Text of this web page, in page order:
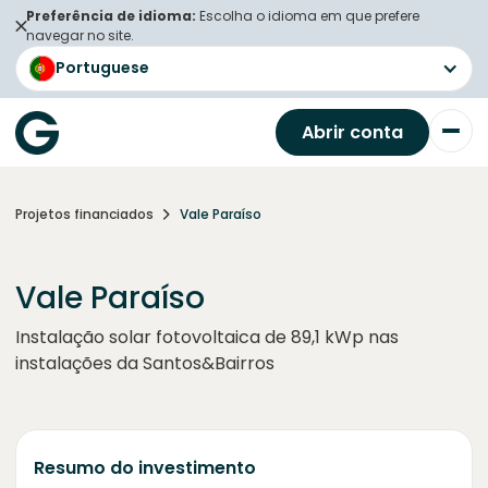
Preferência de idioma: Escolha o idioma em que prefere
navegar no site.
Portuguese
Abrir conta
Projetos financiados Vale Paraíso
Vale Paraíso
Instalação solar fotovoltaica de 89,1 kWp nas
instalações da Santos&Bairros
Resumo do investimento